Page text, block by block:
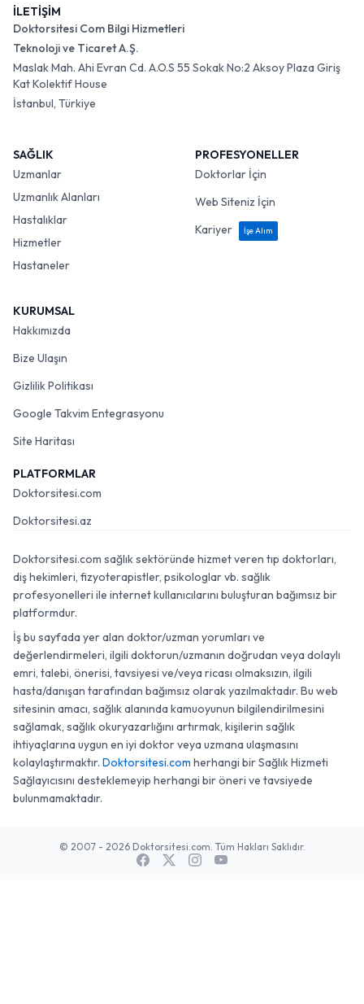
İLETİŞİM
Doktorsitesi Com Bilgi Hizmetleri
Teknoloji ve Ticaret A.Ş.
Maslak Mah. Ahi Evran Cd. A.O.S 55 Sokak No:2 Aksoy Plaza Giriş
Kat Kolektif House
İstanbul, Türkiye
SAĞLIK
Uzmanlar
Uzmanlık Alanları
Hastalıklar
Hizmetler
Hastaneler
PROFESYONELLER
Doktorlar İçin
Web Siteniz İçin
Kariyer
İşe Alım
KURUMSAL
Hakkımızda
Bize Ulaşın
Gizlilik Politikası
Google Takvim Entegrasyonu
Site Haritası
PLATFORMLAR
Doktorsitesi.com
Doktorsitesi.az
Doktorsitesi.com sağlık sektöründe hizmet veren tıp doktorları,
diş hekimleri, fizyoterapistler, psikologlar vb. sağlık
profesyonelleri ile internet kullanıcılarını buluşturan bağımsız bir
platformdur.
İş bu sayfada yer alan doktor/uzman yorumları ve
değerlendirmeleri, ilgili doktorun/uzmanın doğrudan veya dolaylı
emri, talebi, önerisi, tavsiyesi ve/veya ricası olmaksızın, ilgili
hasta/danışan tarafından bağımsız olarak yazılmaktadır. Bu web
sitesinin amacı, sağlık alanında kamuoyunun bilgilendirilmesini
sağlamak, sağlık okuryazarlığını artırmak, kişilerin sağlık
ihtiyaçlarına uygun en iyi doktor veya uzmana ulaşmasını
kolaylaştırmaktır. Doktorsitesi.com herhangi bir Sağlık Hizmeti
Sağlayıcısını desteklemeyip herhangi bir öneri ve tavsiyede
bulunmamaktadır.
© 2007 - 2026 Doktorsitesi.com. Tüm Hakları Saklıdır.